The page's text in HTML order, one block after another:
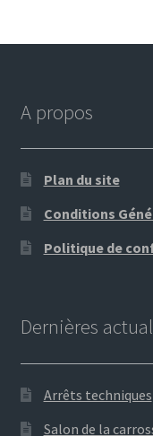
A propos
Plan du site
Conditions
Politique de
Dernières
Arrêts techniques
Salon de la